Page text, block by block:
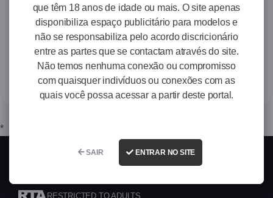
*
RESTRICTED TO ADULTS
que têm 18 anos de idade ou mais. O site apenas
disponibiliza espaço publicitário para modelos e
não se responsabiliza pelo acordo discricionário
entre as partes que se contactam através do site.
Não temos nenhuma conexão ou compromisso
com quaisquer indivíduos ou conexões com as
quais você possa acessar a partir deste portal.
SAIR ENTRAR NO SITE